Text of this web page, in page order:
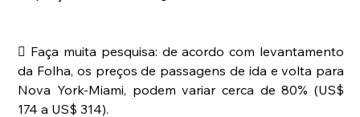
 Faça muita pesquisa: de acordo com levantamento
da Folha, os preços de passagens de ida e volta para
Nova York-Miami, podem variar cerca de 80% (US$
174 a US$ 314).